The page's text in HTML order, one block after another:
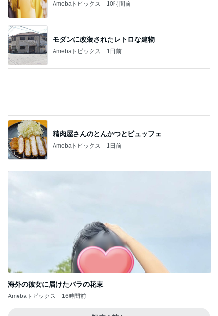
Amebaトピックス 1日前
海外の彼女に届けたバラの花束
Amebaトピックス
Amebaトピックス 2日前
おからハンバーグで腹パン腹痛地獄
Amebaトピックス 10時間前